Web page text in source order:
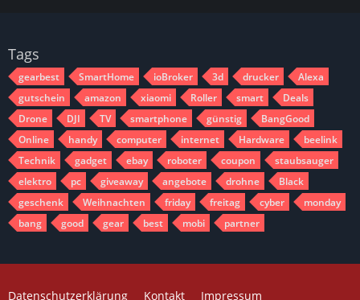
Tags
gearbest SmartHome ioBroker 3d drucker
Alexa
gutschein
amazon xiaomi Roller smart
Deals
Drone
DJI TV smartphone günstig
BangGood
Online
handy computer internet Hardware
beelink
Technik
gadget ebay roboter coupon
staubsauger
elektro
pc giveaway angebote drohne
Black
geschenk
Weihnachten friday freitag cyber
monday
bang
good gear best mobi partner
Datenschutzerklärung Kontakt Impressum